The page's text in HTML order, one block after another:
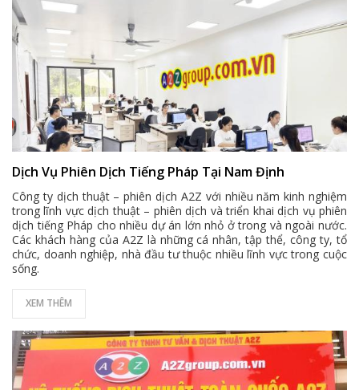
Dịch Vụ Phiên Dịch Tiếng Pháp Tại Nam Định
Công ty dịch thuật – phiên dịch A2Z với nhiều năm kinh nghiệm
trong lĩnh vực dịch thuật – phiên dịch và triển khai dịch vụ phiên
dịch tiếng Pháp cho nhiều dự án lớn nhỏ ở trong và ngoài nước.
Các khách hàng của A2Z là những cá nhân, tập thể, công ty, tổ
chức, doanh nghiệp, nhà đầu tư thuộc nhiều lĩnh vực trong cuộc
sống.
XEM THÊM